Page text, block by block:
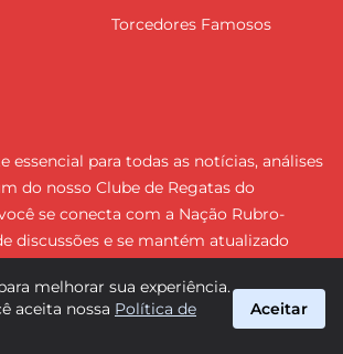
Torcedores Famosos
essencial para todas as notícias, análises
do nosso Clube de Regatas do
se conecta com a Nação Rubro-
discussões e se mantém atualizado
à frente, junto da torcida mais
#Flamengo #Flapress
melhorar sua experiência.
aceita nossa Política de
Aceitar